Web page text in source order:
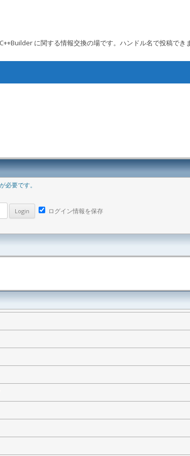
に関する情報交換の場です。ハンドル名で投稿でき
コンテンツへ移動
必要です。
ログイン情報を保存